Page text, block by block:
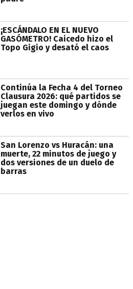
¡ESCÁNDALO EN EL NUEVO
GASÓMETRO! Caicedo hizo el
Topo Gigio y desató el caos
Continúa la Fecha 4 del Torneo
Clausura 2026: qué partidos se
juegan este domingo y dónde
verlos en vivo
San Lorenzo vs Huracán: una
muerte, 22 minutos de juego y
dos versiones de un duelo de
barras